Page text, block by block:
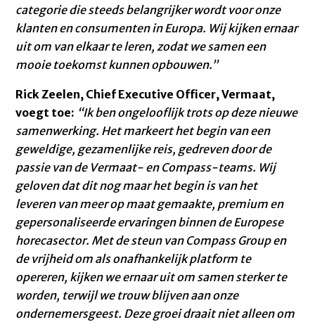
categorie die steeds belangrijker wordt voor onze
klanten en consumenten in Europa. Wij kijken ernaar
uit om van elkaar te leren, zodat we samen een
mooie toekomst kunnen opbouwen.”
Rick Zeelen, Chief Executive Officer, Vermaat,
voegt toe: “Ik ben ongelooflijk trots op deze nieuwe
samenwerking. Het markeert het begin van een
geweldige, gezamenlijke reis, gedreven door de
passie van de Vermaat- en Compass-teams. Wij
geloven dat dit nog maar het begin is van het
leveren van meer op maat gemaakte, premium en
gepersonaliseerde ervaringen binnen de Europese
horecasector. Met de steun van Compass Group en
de vrijheid om als onafhankelijk platform te
opereren, kijken we ernaar uit om samen sterker te
worden, terwijl we trouw blijven aan onze
ondernemersgeest. Deze groei draait niet alleen om